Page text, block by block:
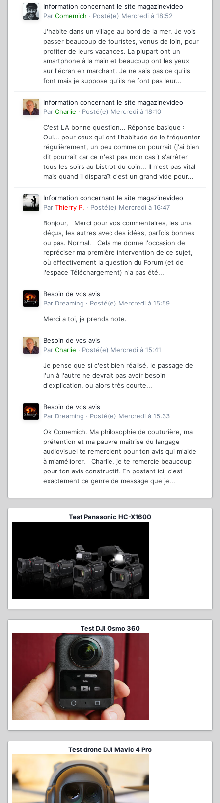
Information concernant le site magazinevideo
Par Comemich · Posté(e) Mercredi à 18:52
J'habite dans un village au bord de la mer. Je vois
passer beaucoup de touristes, venus de loin, pour
profiter de leurs vacances. La plupart ont un
smartphone à la main et beaucoup ont les yeux
sur l'écran en marchant. Je ne sais pas ce qu'ils
font mais je suppose qu'ils ne font pas leur...
Information concernant le site magazinevideo
Par Charlie · Posté(e) Mercredi à 18:10
C'est LA bonne question... Réponse basique :
Oui... pour ceux qui ont l'habitude de le fréquenter
régulièrement, un peu comme on pourrait (j'ai bien
dit pourrait car ce n'est pas mon cas ) s'arrêter
tous les soirs au bistrot du coin... Il n'est pas vital
mais quand il disparaît c'est un grand vide pour...
Information concernant le site magazinevideo
Par Thierry P. · Posté(e) Mercredi à 16:47
Bonjour, Merci pour vos commentaires, les uns
déçus, les autres avec des idées, parfois bonnes
ou pas. Normal. Cela me donne l'occasion de
repréciser ma première intervention de ce sujet,
où effectivement la question du Forum (et de
l'espace Téléchargement) n'a pas été...
Besoin de vos avis
Par Dreaming · Posté(e) Mercredi à 15:59
Merci a toi, je prends note.
Besoin de vos avis
Par Charlie · Posté(e) Mercredi à 15:41
Je pense que si c'est bien réalisé, le passage de
l'un à l'autre ne devrait pas avoir besoin
d'explication, ou alors très courte...
Besoin de vos avis
Par Dreaming · Posté(e) Mercredi à 15:33
Ok Comemich. Ma philosophie de couturière, ma
prétention et ma pauvre maîtrise du langage
audiovisuel te remercient pour ton avis qui m'aide
à m'améliorer. Charlie, je te remercie beaucoup
pour ton avis constructif. En postant ici, c'est
exactement ce genre de message que je...
Test Panasonic HC-X1600
Test DJI Osmo 360
Test drone DJI Mavic 4 Pro